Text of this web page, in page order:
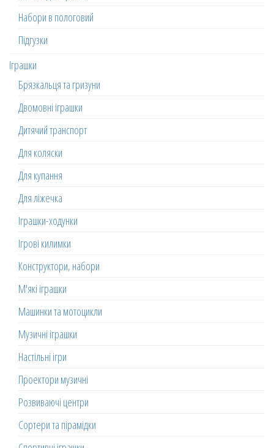
Набори в пологовий
Підгузки
Іграшки
Брязкальця та гризуни
Двомовні іграшки
Дитячий транспорт
Для коляски
Для купання
Для ліжечка
Іграшки-ходунки
Ігрові килимки
Конструктори, набори
М'які іграшки
Машинки та мотоцикли
Музичні іграшки
Настільні ігри
Проектори музичні
Розвиваючі центри
Сортери та пірамідки